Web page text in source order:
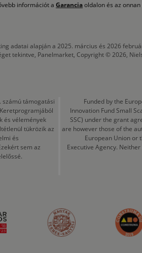
információt a Garanciaoldalon és az
adatai alapján a 2025. március és 2026
tekintve, Panelmarket, Copyright © 2026,
számú támogatási
és vélemények
tükrözik az
és
sem az
Funded by the
Innovation Fund Small
SSC) under the grant
are however those of the
European Union or
Executive Agency.